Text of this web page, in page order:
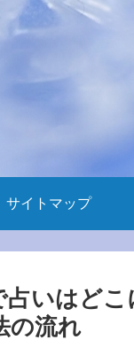
サイトマップ
占いはど
の流れ